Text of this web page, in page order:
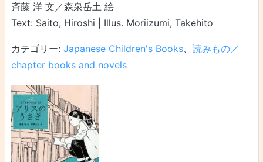
斉藤 洋 文／森泉岳土 絵
Text: Saito, Hiroshi | Illus. Moriizumi, Takehito
カテゴリー: Japanese Children's Books、 読みもの／
chapter books and novels